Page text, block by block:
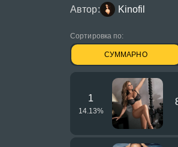
Автор: Kinofil
Сортировка по:
СУММАРНО
1
14.13%